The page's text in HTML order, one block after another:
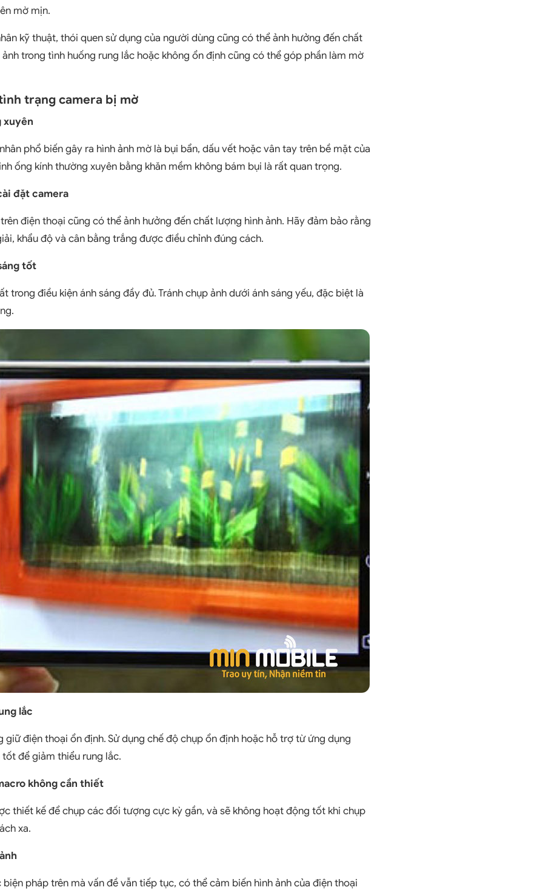
mờ mịn.
kỹ thuật, thói quen sử dụng của người dùng cũng có thể ảnh hưởng đến chất
trong tình huống rung lắc hoặc không ổn định cũng có thể góp phần làm mờ
trạng camera bị mờ
xuyên
phổ biến gây ra hình ảnh mờ là bụi bẩn, dấu vết hoặc vân tay trên bề mặt của
ống kính thường xuyên bằng khăn mềm không bám bụi là rất quan trọng.
đặt camera
điện thoại cũng có thể ảnh hưởng đến chất lượng hình ảnh. Hãy đảm bảo rằng
khẩu độ và cân bằng trắng được điều chỉnh đúng cách.
tốt
trong điều kiện ánh sáng đầy đủ. Tránh chụp ảnh dưới ánh sáng yếu, đặc biệt là
lắc
giữ điện thoại ổn định. Sử dụng chế độ chụp ổn định hoặc hỗ trợ từ ứng dụng
để giảm thiểu rung lắc.
không cần thiết
thiết kế để chụp các đối tượng cực kỳ gần, và sẽ không hoạt động tốt khi chụp
xa.
pháp trên mà vấn đề vẫn tiếp tục, có thể cảm biến hình ảnh của điện thoại